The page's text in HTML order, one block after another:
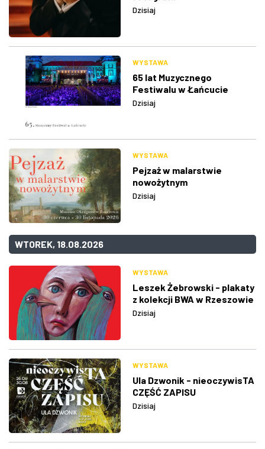
Dzisiaj
WYSTAWA
65 lat Muzycznego
Festiwalu w Łańcucie
Dzisiaj
WYSTAWA
Pejzaż w malarstwie
nowożytnym
Dzisiaj
WTOREK, 18.08.2026
WYSTAWA
Leszek Żebrowski - plakaty
z kolekcji BWA w Rzeszowie
Dzisiaj
WYSTAWA
Ula Dzwonik - nieoczywisTA
CZĘŚĆ ZAPISU
Dzisiaj